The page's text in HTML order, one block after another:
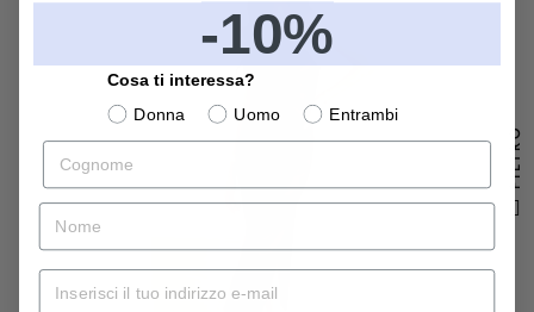
FILTRO
-10%
Cosa ti interessa?
Donna
Uomo
Entrambi
Cognome
nome
Mail